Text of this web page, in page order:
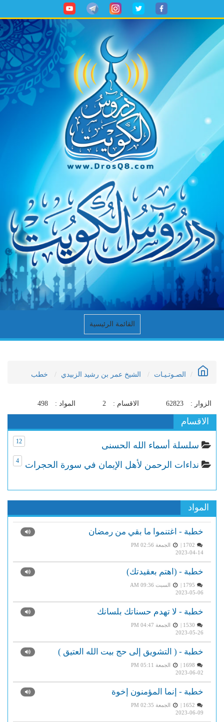
القائمة الرئيسية
الصـوتـيـات الشيخ عمر بن رشيد الزبيدي خطب
الزوار : 62823 الاقسام : 2 المواد : 498
الاقسام
سلسلة أسماء الله الحسنى 12
نداءات الرحمن لأهل الإيمان في سورة الحجرات 4
المواد
خطبة - اغتنموا ما بقي من رمضان
الجمعة PM 02:56
2023-04-14
خطبة - (اهتم بعقيدتك)
السبت AM 09:36
2023-05-06
خطبة - لا تهدم حسناتك بلسانك
الجمعة PM 04:47
2023-05-26
خطبة - ( التشويق إلى حج بيت الله العتيق )
الجمعة PM 05:11
2023-06-02
خطبة - إنما المؤمنون إخوة
الجمعة PM 02:35
2023-06-09